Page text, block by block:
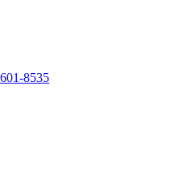
8535